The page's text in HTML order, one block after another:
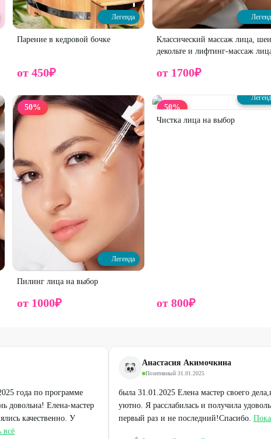
Легенда
Парение в кедровой бочке
от 450₽
Классический массаж лица,
декольте и лифтинг-массаж
от 1700₽
50%
Легенда
Пилинг лица на выбор
от 1000₽
50%
Чистка лица на выбор
от 800₽
года по программе
довольна! Елена-мастер
качественно. У
всё
Анастасия Акимочкина
Позитивный·31.01.2025
была 31.01.2025 Елена мастер своего
уютно. Я расслабилась и получила
первый раз и не последний!Спасибо.